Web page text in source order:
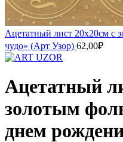
Ацетатный лист 20х20см с
чудо» (Арт Узор) 62,00₽
Ацетатный
золотым
днем